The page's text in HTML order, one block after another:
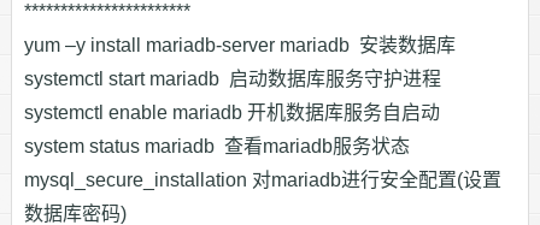
***********************
yum –y install mariadb-server mariadb 安装数据库
systemctl start mariadb 启动数据库服务守护进程
systemctl enable mariadb 开机数据库服务自启动
system status mariadb 查看mariadb服务状态
mysql_secure_installation 对mariadb进行安全配置(设置
数据库密码)